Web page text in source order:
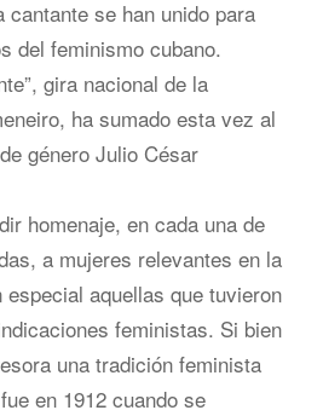
cantante se han unido para
del feminismo cubano.
gira nacional de la
ha sumado esta vez al
género Julio César
homenaje, en cada una de
a mujeres relevantes en la
aquellas que tuvieron
feministas. Si bien
una tradición feminista
en 1912 cuando se